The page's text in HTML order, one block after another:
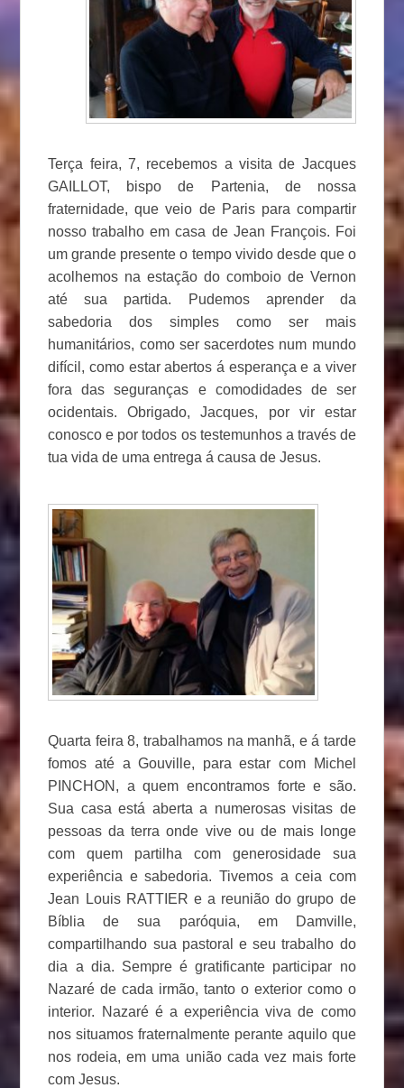
Terça feira, 7, recebemos a visita de Jacques
GAILLOT, bispo de Partenia, de nossa
fraternidade, que veio de Paris para compartir
nosso trabalho em casa de Jean François. Foi
um grande presente o tempo vivido desde que o
acolhemos na estação do comboio de Vernon
até sua partida. Pudemos aprender da
sabedoria dos simples como ser mais
humanitários, como ser sacerdotes num mundo
difícil, como estar abertos á esperança e a viver
fora das seguranças e comodidades de ser
ocidentais. Obrigado, Jacques, por vir estar
conosco e por todos os testemunhos a través de
tua vida de uma entrega á causa de Jesus.
Quarta feira 8, trabalhamos na manhã, e á tarde
fomos até a Gouville, para estar com Michel
PINCHON, a quem encontramos forte e são.
Sua casa está aberta a numerosas visitas de
pessoas da terra onde vive ou de mais longe
com quem partilha com generosidade sua
experiência e sabedoria. Tivemos a ceia com
Jean Louis RATTIER e a reunião do grupo de
Bíblia de sua paróquia, em Damville,
compartilhando sua pastoral e seu trabalho do
dia a dia. Sempre é gratificante participar no
Nazaré de cada irmão, tanto o exterior como o
interior. Nazaré é a experiência viva de como
nos situamos fraternalmente perante aquilo que
nos rodeia, em uma união cada vez mais forte
com Jesus.